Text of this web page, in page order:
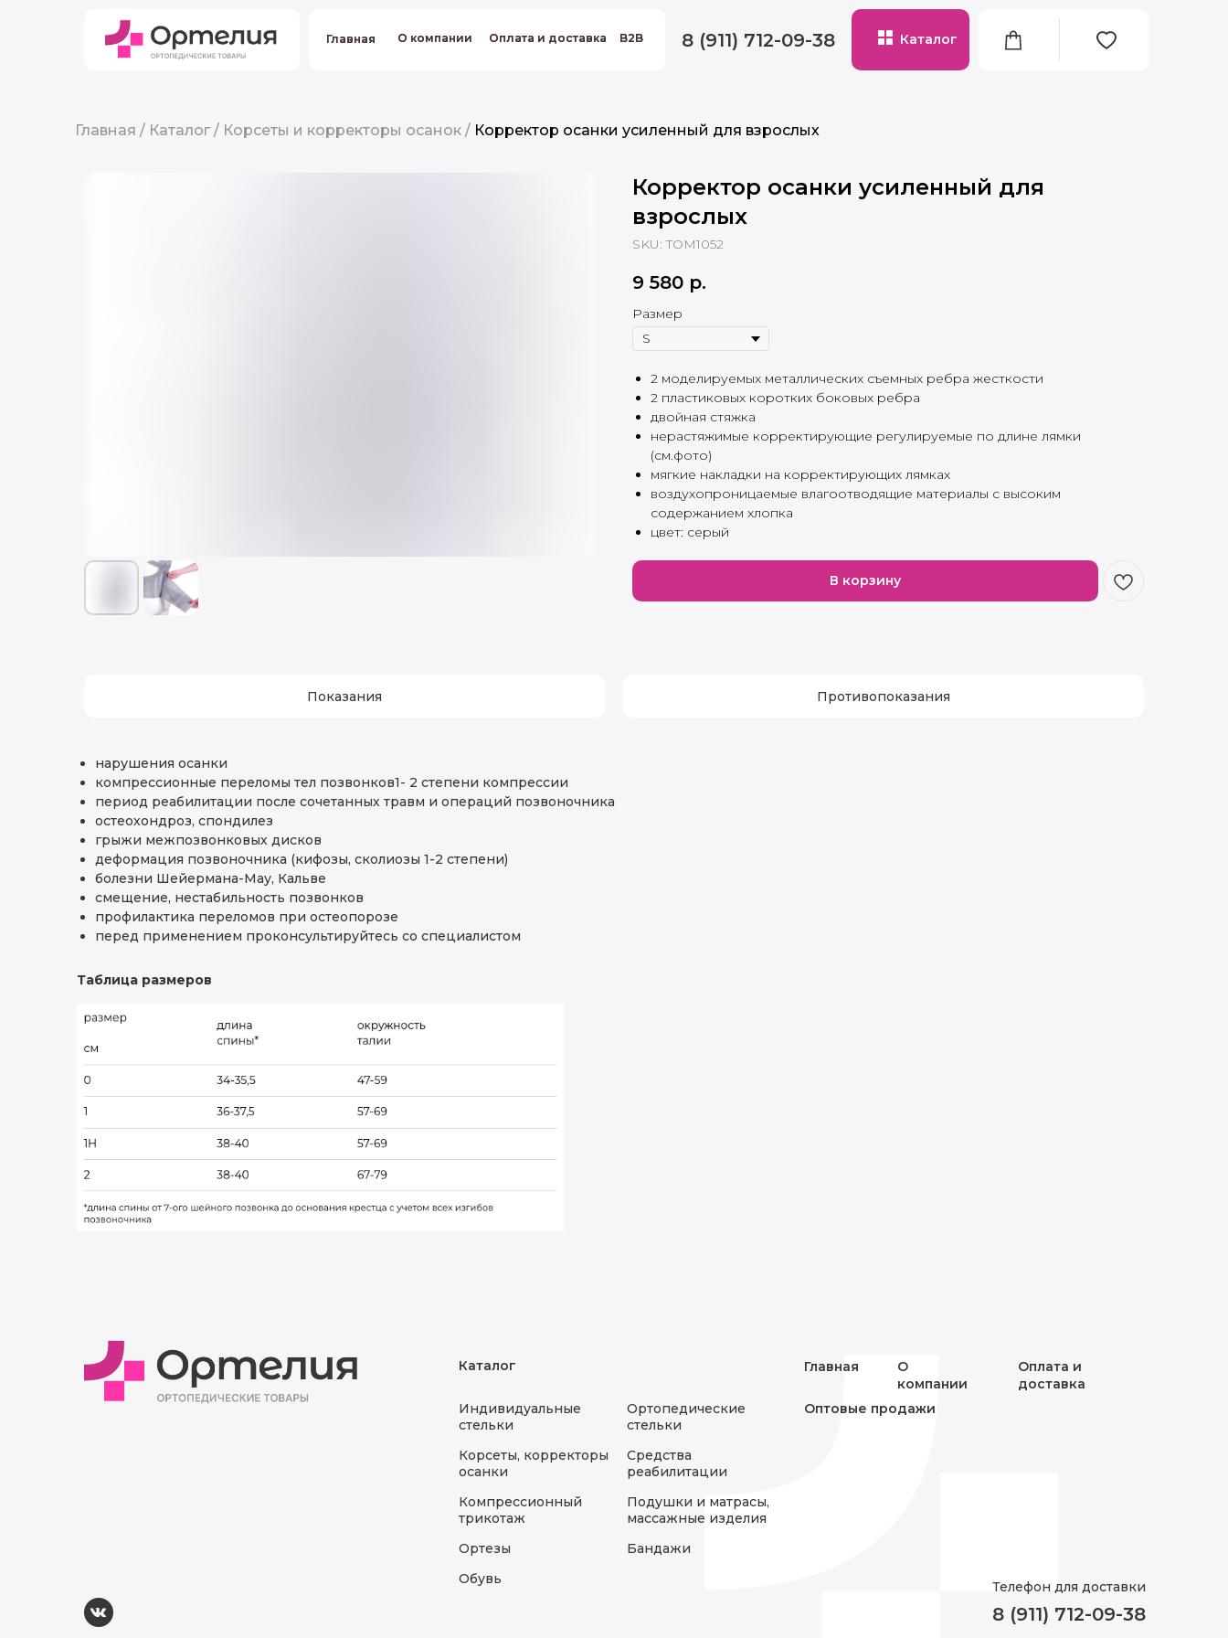
B2B
Оплата и доставка
О компании
Главная B2B
Оплата и доставка
О компании
Главная Каталог
8 (911) 712-09-38
Главная / Каталог/ Корсеты и корректоры осанок / Корректор осанки усиленный для взрослых
Корректор осанки усиленный для
взрослых
SKU:TOM1052
9 580 р.
Размер
2 моделируемых металлических съемных ребра жесткости
2 пластиковых коротких боковых ребра
двойная стяжка
нерастяжимые корректирующие регулируемые по длине лямки
(см.фото)
мягкие накладки на корректирующих лямках
воздухопроницаемые влагоотводящие материалы с высоким
содержанием хлопка
цвет: серый
В корзину
Показания Противопоказания
нарушения осанки
компрессионные переломы тел позвонков1- 2 степени компрессии
период реабилитации после сочетанных травм и операций позвоночника
остеохондроз, спондилез
грыжи межпозвонковых дисков
деформация позвоночника (кифозы, сколиозы 1-2 степени)
болезни Шейермана-Мау, Кальве
смещение, нестабильность позвонков
профилактика переломов при остеопорозе
перед применением проконсультируйтесь со специалистом
Таблица размеров
Каталог
Индивидуальные
стельки
Корсеты, корректоры
осанки
Компрессионный
трикотаж
Ортезы
Обувь
Оптовые продажи
Главная
О
компании
Оплата и
доставка
Ортопедические
стельки
Средства
реабилитации
Подушки и матрасы,
массажные изделия
Бандажи
Телефон для доставки
8 (911) 712-09-38